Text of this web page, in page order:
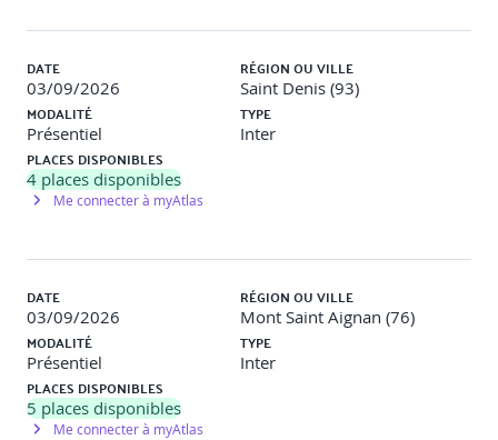
* La durée retenue d’1 jour est un minimum, tous les items
du programme ne peuvent être revus en amont des
évaluations. Un test de positionnement en ligne est suggéré
(AMK039) pour PROPOSER une orientation vers ce recyclage,
une mise à niveau préalable (AMI104) voire un stage
préalable pour des participants potentiellement
inexpérimentés ou méconnaissant les évolutions de la
validation réglementaire des compétences attendues.
DATE
03/09/2026
RÉGION OU VILLE
Saint Denis (93)
MODALITÉ
Présentiel
TYPE
Inter
PLACES DISPONIBLES
4 places disponibles
Me connecter à myAtlas
DATE
03/09/2026
RÉGION OU VILLE
Mont Saint Aignan (76)
MODALITÉ
Présentiel
TYPE
Inter
PLACES DISPONIBLES
5 places disponibles
Me connecter à myAtlas